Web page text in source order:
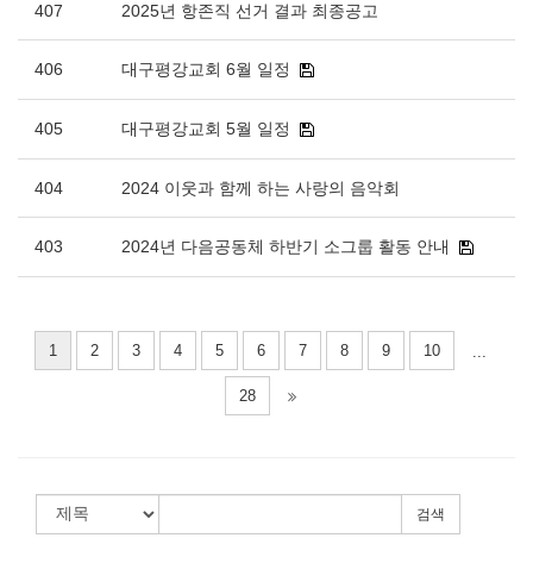
407 2025년 항존직 선거 결과 최종공고
406 대구평강교회 6월 일정
405 대구평강교회 5월 일정
404 2024 이웃과 함께 하는 사랑의 음악회
403 2024년 다음공동체 하반기 소그룹 활동 안내
1 2 3 4 5 6 7 8 9 10 ...
28
검색